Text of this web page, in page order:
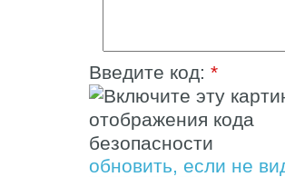
Введите код: *
обновить, если не